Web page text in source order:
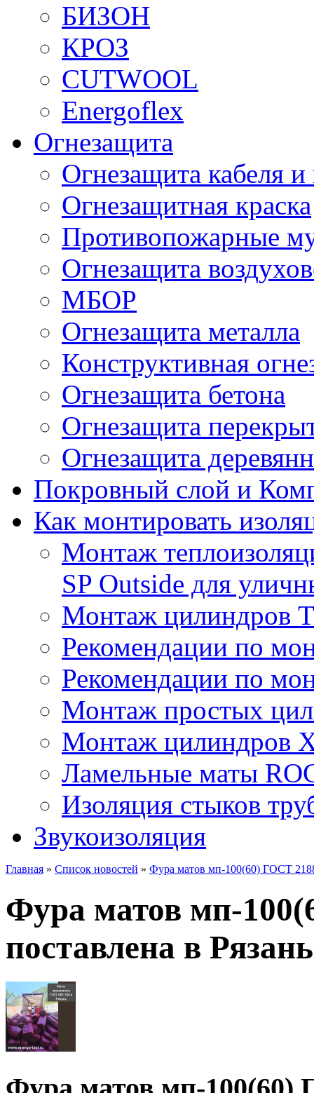
БИЗОН
КРОЗ
CUTWOOL
Energoflex
Огнезащита
Огнезащита кабеля
Огнезащитная краска
Противопожарные
Огнезащита
МБОР
Огнезащита металла
Конструктивная
Огнезащита бетона
Огнезащита
Огнезащита
Покровный слой и
Как монтировать
Монтаж
SP Outside для
Монтаж
Рекомендации по
Рекомендации по
Монтаж простых
Монтаж цилиндров
Ламельные маты
Изоляция стыков
Звукоизоляция
Главная » Список новостей » Фура матов мп-100(60) ГОСТ
Фура матов мп-
поставлена в Рязань